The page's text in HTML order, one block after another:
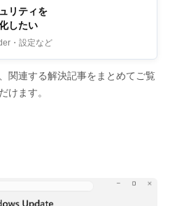
リティを
したい
・設定など
関連する解決記事をまとめてご覧
けます。